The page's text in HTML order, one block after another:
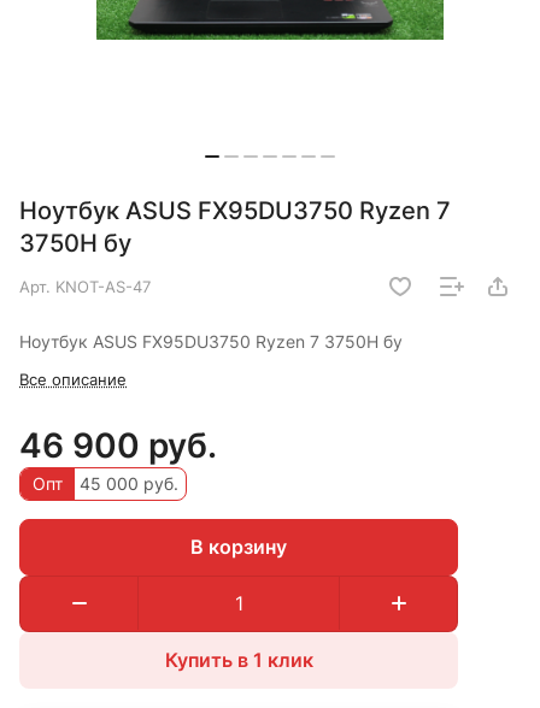
Ноутбук ASUS FX95DU3750 Ryzen 7
3750H бу
Арт. KNOT-AS-47
Ноутбук ASUS FX95DU3750 Ryzen 7 3750H бу
Все описание
46 900 руб.
Опт 45 000 руб.
В корзину
Купить в 1 клик